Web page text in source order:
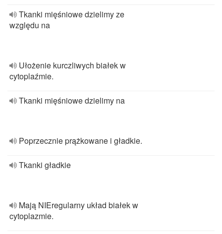
Tkanki mięśniowe dzielimy ze
względu na
Ułożenie kurczliwych białek w
cytoplaźmie.
Tkanki mięśniowe dzielimy na
Poprzecznie prążkowane i gładkie.
Tkanki gładkie
Mają NIEregularny układ białek w
cytoplazmie.